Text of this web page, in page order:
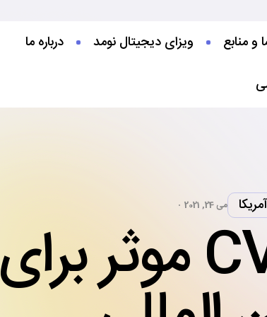
و منابع ویزای دیجیتال نومد
درباره ما
می 24, 2021
5 نکته برای ایجاد CV موثر برای